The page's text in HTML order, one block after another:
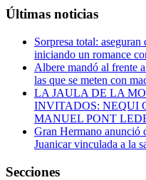
Últimas noticias
Sorpresa total:
iniciando un romance
Albere mandó al frente
las que se meten con
LA JAULA DE LA
INVITADOS: NEQUI
MANUEL PONT
Gran Hermano anunció
Juanicar vinculada a la
Secciones